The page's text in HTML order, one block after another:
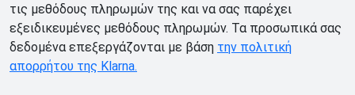
τις μεθόδους πληρωμών της και να σας παρέχει
εξειδικευμένες μεθόδους πληρωμών. Τα προσωπικά σας
δεδομένα επεξεργάζονται με βάση την πολιτική
απορρήτου της Klarna.